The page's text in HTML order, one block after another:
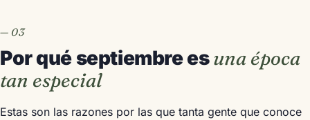
Por qué septiembre esuna época
tan especial
Estas son las razones por las que tanta gente que conoce